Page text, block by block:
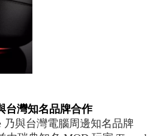
台灣知名品牌合作
乃與台灣電腦周邊知名品牌